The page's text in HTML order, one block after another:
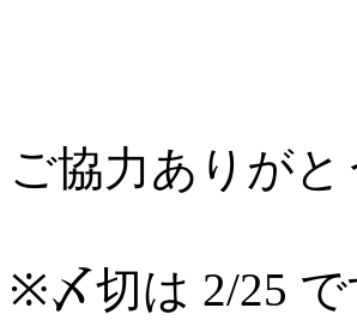
ご協力ありが
※〆切は 2/25